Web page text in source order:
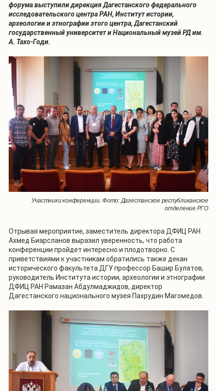
форума выступили дирекция Дагестанского федерального
исследовательского центра РАН, Институт истории,
археологии и этнографии этого центра, Дагестанский
государственный университет и Национальный музей РД им.
А. Тахо-Годи.
Участники конференции. Фото: Дагестанское республиканское
отделение РГО
Отрывая мероприятие, заместитель директора ДФИЦ РАН
Ахмед Биарсланов выразил уверенность, что работа
конференции пройдет интересно и плодотворно. С
приветствиями к участникам обратились также декан
исторического факультета ДГУ профессор Башир Булатов,
руководитель Института истории, археологии и этнографии
ДФИЦ РАН Рамазан Абдулмаджидов, директор
Дагестанского национального музея Пахрудин Магомедов.